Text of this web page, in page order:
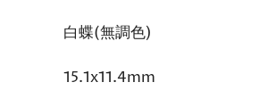
白蝶(無調色)
15.1x11.4mm